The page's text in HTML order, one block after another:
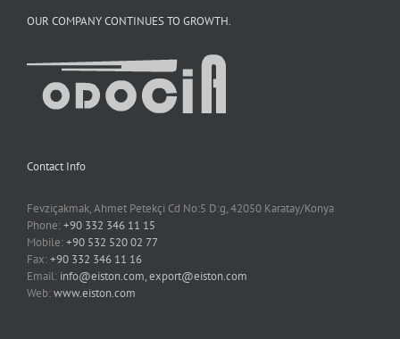
OUR COMPANY CONTINUES TO GROWTH.
Contact Info
Fevziçakmak, Ahmet Petekçi Cd No:5 D:g, 42050 Karatay/Konya
Phone:+90 332 346 11 15
Mobile:+90 532 520 02 77
Fax:+90 332 346 11 16
Email: info@eiston.com, export@eiston.com
Web:www.eiston.com